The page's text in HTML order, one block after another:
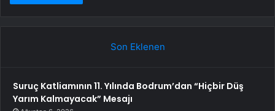
Son Eklenen
Suruç Katliamının 11. Yılında Bodrum’dan “Hiçbir Düş
Yarım Kalmayacak” Mesajı